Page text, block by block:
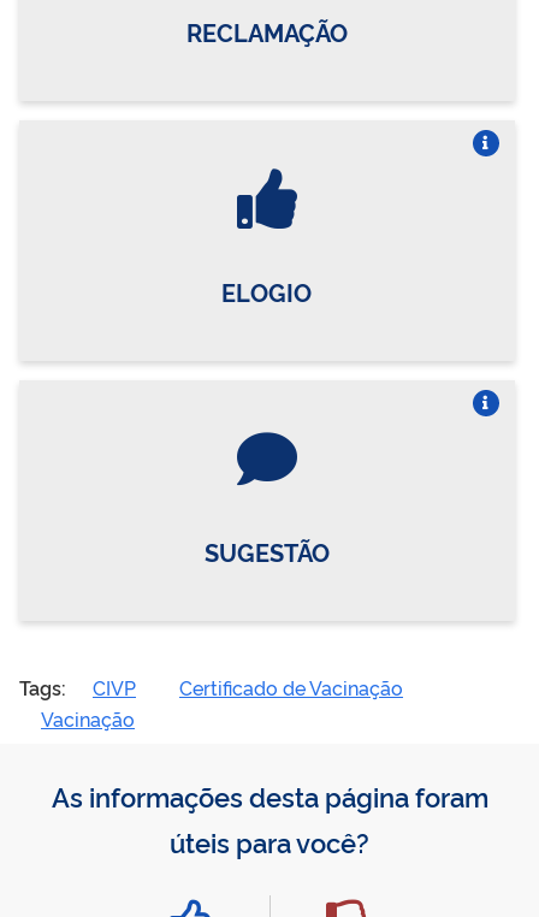
RECLAMAÇÃO
ELOGIO
SUGESTÃO
Tags: CIVP
Certificado de Vacinação
Vacinação
As informações desta página foram
úteis para você?